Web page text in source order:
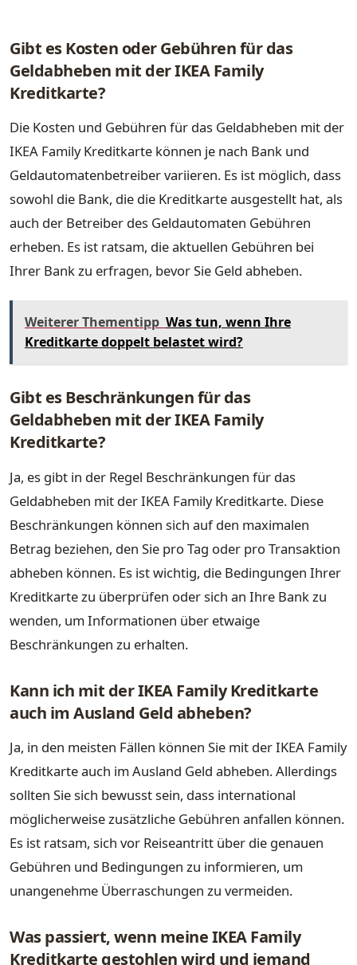
Gibt es Kosten oder Gebühren für das
Geldabheben mit der IKEA Family
Kreditkarte?
Die Kosten und Gebühren für das Geldabheben mit der
IKEA Family Kreditkarte können je nach Bank und
Geldautomatenbetreiber variieren. Es ist möglich, dass
sowohl die Bank, die die Kreditkarte ausgestellt hat, als
auch der Betreiber des Geldautomaten Gebühren
erheben. Es ist ratsam, die aktuellen Gebühren bei
Ihrer Bank zu erfragen, bevor Sie Geld abheben.
Weiterer Thementipp Was tun, wenn Ihre
Kreditkarte doppelt belastet wird?
Gibt es Beschränkungen für das
Geldabheben mit der IKEA Family
Kreditkarte?
Ja, es gibt in der Regel Beschränkungen für das
Geldabheben mit der IKEA Family Kreditkarte. Diese
Beschränkungen können sich auf den maximalen
Betrag beziehen, den Sie pro Tag oder pro Transaktion
abheben können. Es ist wichtig, die Bedingungen Ihrer
Kreditkarte zu überprüfen oder sich an Ihre Bank zu
wenden, um Informationen über etwaige
Beschränkungen zu erhalten.
Kann ich mit der IKEA Family Kreditkarte
auch im Ausland Geld abheben?
Ja, in den meisten Fällen können Sie mit der IKEA Family
Kreditkarte auch im Ausland Geld abheben. Allerdings
sollten Sie sich bewusst sein, dass international
möglicherweise zusätzliche Gebühren anfallen können.
Es ist ratsam, sich vor Reiseantritt über die genauen
Gebühren und Bedingungen zu informieren, um
unangenehme Überraschungen zu vermeiden.
Was passiert, wenn meine IKEA Family
Kreditkarte gestohlen wird und jemand